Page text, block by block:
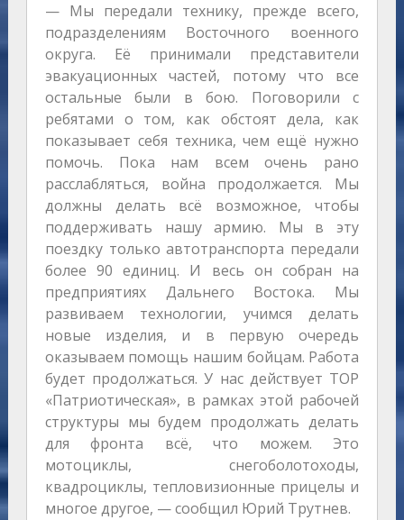
— Мы передали технику, прежде всего,
подразделениям Восточного военного
округа. Её принимали представители
эвакуационных частей, потому что все
остальные были в бою. Поговорили с
ребятами о том, как обстоят дела, как
показывает себя техника, чем ещё нужно
помочь. Пока нам всем очень рано
расслабляться, война продолжается. Мы
должны делать всё возможное, чтобы
поддерживать нашу армию. Мы в эту
поездку только автотранспорта передали
более 90 единиц. И весь он собран на
предприятиях Дальнего Востока. Мы
развиваем технологии, учимся делать
новые изделия, и в первую очередь
оказываем помощь нашим бойцам. Работа
будет продолжаться. У нас действует ТОР
«Патриотическая», в рамках этой рабочей
структуры мы будем продолжать делать
для фронта всё, что можем. Это
мотоциклы, снегоболотоходы,
квадроциклы, тепловизионные прицелы и
многое другое, — сообщил Юрий Трутнев.